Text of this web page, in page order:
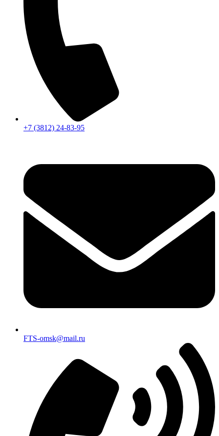
+7 (3812) 24-83-95
FTS-omsk@mail.ru